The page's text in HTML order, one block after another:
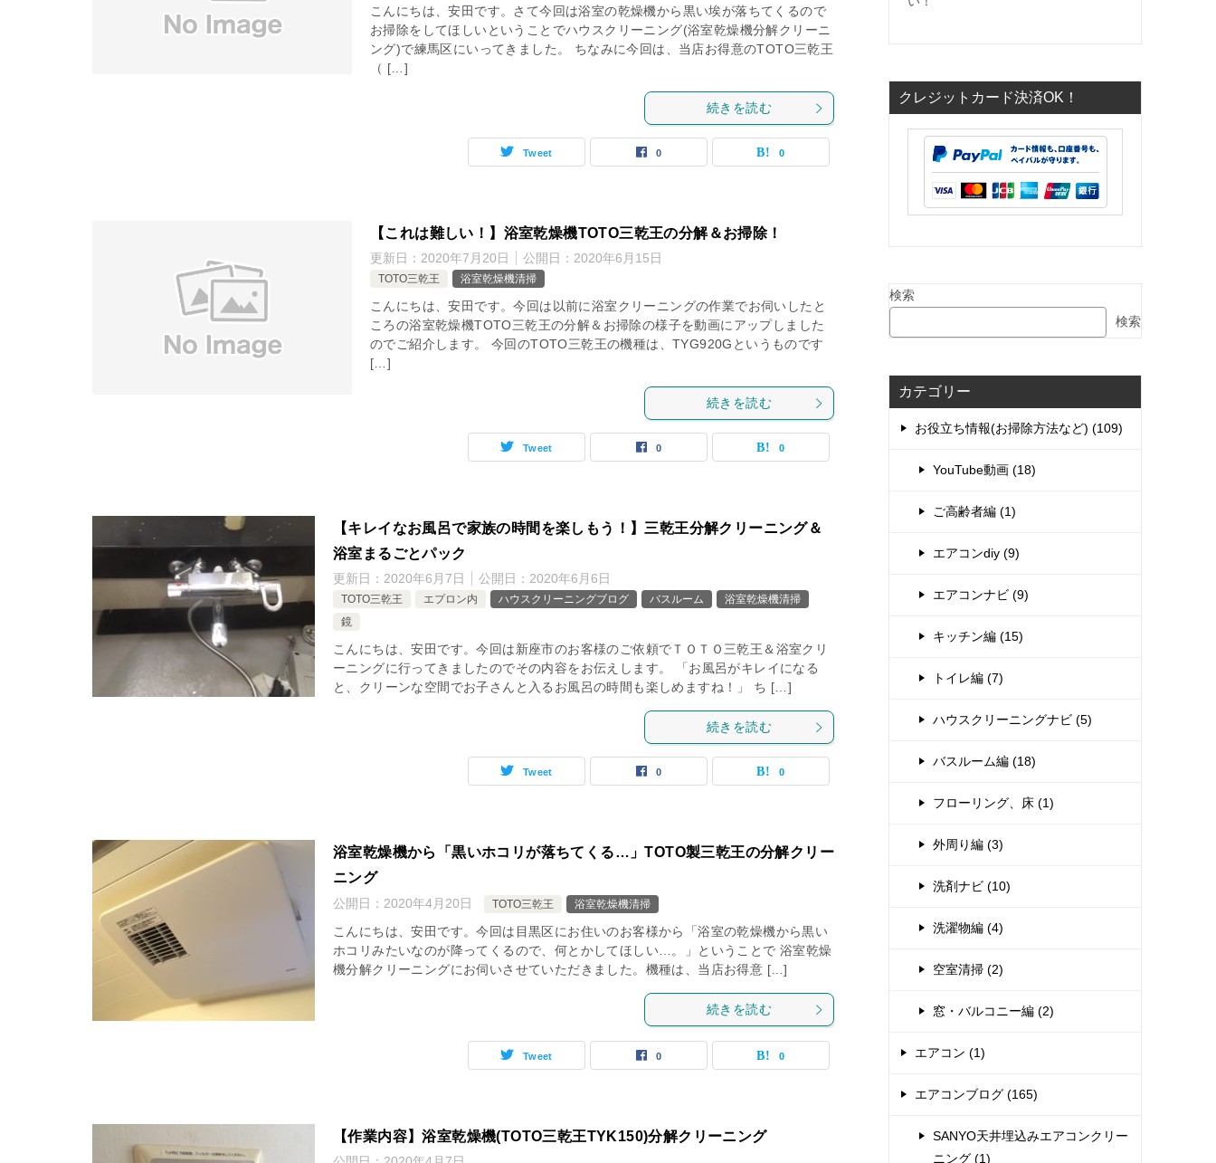
こんにちは、安田です。さて今回は浴室の乾燥機から黒い埃が落ちてくるので
お掃除をしてほしいということでハウスクリーニング(浴室乾燥機分解クリーニ
ング)で練馬区にいってきました。 ちなみに今回は、当店お得意のTOTO三乾王
（ […]
続きを読む
Tweet 0 0
【これは難しい！】浴室乾燥機TOTO三乾王の分解＆お掃除！
更新日： 2020年7月20日 公開日： 2020年6月15日
TOTO三乾王 浴室乾燥機清掃
こんにちは、安田です。今回は以前に浴室クリーニングの作業でお伺いしたと
ころの浴室乾燥機TOTO三乾王の分解＆お掃除の様子を動画にアップしました
のでご紹介します。 今回のTOTO三乾王の機種は、TYG920Gというものです
[…]
続きを読む
Tweet 0 0
【キレイなお風呂で家族の時間を楽しもう！】三乾王分解クリーニング＆
浴室まるごとパック
更新日： 2020年6月7日 公開日： 2020年6月6日
TOTO三乾王 エプロン内 ハウスクリーニングブログ バスルーム
浴室乾燥機清掃
鏡
こんにちは、安田です。今回は新座市のお客様のご依頼でＴＯＴＯ三乾王＆浴室クリ
ーニングに行ってきましたのでその内容をお伝えします。 「お風呂がキレイになる
と、クリーンな空間でお子さんと入るお風呂の時間も楽しめますね！」 ち […]
続きを読む
Tweet 0 0
浴室乾燥機から「黒いホコリが落ちてくる…」TOTO製三乾王の分解クリー
ニング
公開日： 2020年4月20日 TOTO三乾王 浴室乾燥機清掃
こんにちは、安田です。今回は目黒区にお住いのお客様から「浴室の乾燥機から黒い
ホコリみたいなのが降ってくるので、何とかしてほしい…。」ということで 浴室乾燥
機分解クリーニングにお伺いさせていただきました。機種は、当店お得意 […]
続きを読む
Tweet 0 0
【作業内容】浴室乾燥機(TOTO三乾王TYK150)分解クリーニング
クレジットカード決済OK！
検索
検索
カテゴリー
お役立ち情報(お掃除方法など) (109)
YouTube動画 (18)
ご高齢者編 (1)
エアコンdiy (9)
エアコンナビ (9)
キッチン編 (15)
トイレ編 (7)
ハウスクリーニングナビ (5)
バスルーム編 (18)
フローリング、床 (1)
外周り編 (3)
洗剤ナビ (10)
洗濯物編 (4)
空室清掃 (2)
窓・バルコニー編 (2)
エアコン (1)
エアコンブログ (165)
SANYO天井埋込みエアコンクリー
ニング (1)